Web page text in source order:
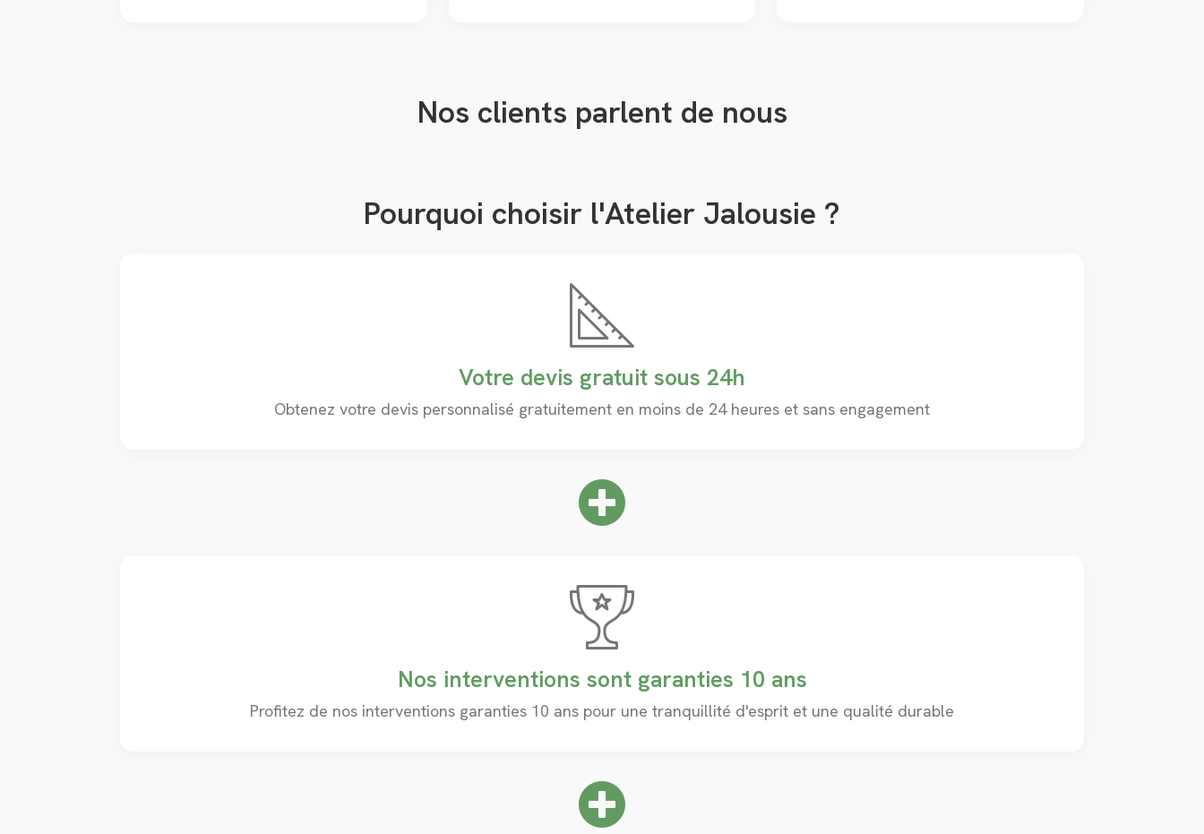
Nos clients parlent de nous
Pourquoi choisir l'Atelier Jalousie ?
Votre devis gratuit sous 24h
Obtenez votre devis personnalisé gratuitement en moins de 24 heures et sans engagement
Nos interventions sont garanties 10 ans
Profitez de nos interventions garanties 10 ans pour une tranquillité d'esprit et une qualité durable